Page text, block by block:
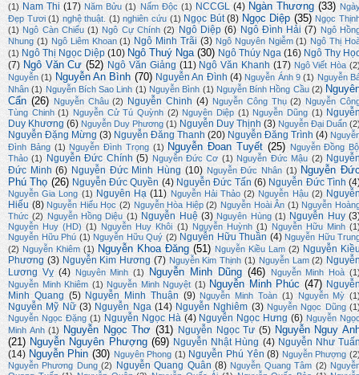
(1) Nam Thi (17) Năm Bửu (1) Nấm Độc (1) NCCGL (4) Ngàn Thương (33)
Đẹp Tươi (1) nghệ thuật. (1) nghiên cứu (1) Ngọc Bút (8) Ngọc Diệp (35) Ngọc
(1) Ngô Càn Chiểu (1) Ngô Cự Chính (2) Ngô Diệp (6) Ngô Đình Hải (7) Ngô
Nhung (1) Ngô Liêm Khoan (1) Ngô Minh Trãi (3) Ngô Nguyên Ngiễm (1) Ngô Thị
(1) Ngô Thị Ngọc Diệp (10) Ngô Thuý Nga (30) Ngô Thúy Nga (16) Ngô Thy
(7) Ngô Văn Cư (52) Ngô Văn Giảng (11) Ngô Văn Khanh (17) Ngô Viết Hòa
Nguyễn (1) Nguyễn An Bình (70) Nguyễn An Đình (4) Nguyễn Ánh 9 (1) Nguyễn
Nhân (1) Nguyễn Bích Sao Linh (1) Nguyễn Bình (1) Nguyễn Bính Hồng Cầu (2)
Cẩn (26) Nguyễn Châu (2) Nguyễn Chinh (4) Nguyễn Công Thụ (2) Nguyễn
Tùng Chinh (1) Nguyễn Cử Tú Quỳnh (2) Nguyên Diệp (1) Nguyễn Dũng (1)
Duy Khương (6) Nguyễn Duy Phương (1) Nguyễn Duy Thịnh (3) Nguyễn Đại Duẩn
Nguyễn Đặng Mừng (3) Nguyễn Đăng Thanh (20) Nguyễn Đăng Trình (4)
Đình Bảng (1) Nguyễn Đình Trọng (1) Nguyễn Đoan Tuyết (25)
Nguyễn Đồng
Thảo (1) Nguyễn Đức Chính (5) Nguyễn Đức Cơ (1) Nguyễn Đức Mậu (2)
Đức Minh (6) Nguyễn Đức Minh Hùng (10) Nguyễn Đức Nhân (1) Nguyễn
Phú Thọ (26) Nguyễn Đức Quyền (4) Nguyễn Đức Tấn (6) Nguyễn Đức Tình
Nguyễn Gia Long (1) Nguyên Hạ (11) Nguyễn Hải Thảo (2) Nguyễn Hậu (2)
Hiếu (8) Nguyễn Hiếu Học (2) Nguyễn Hòa Hiệp (2) Nguyễn Hoài Ân (1) Nguyễn
Thức (2) Nguyễn Hồng Diệu (1) Nguyễn Huệ (3) Nguyên Hùng (1) Nguyễn Huy
Nguyễn Huy (HD) (1) Nguyễn Huy Khôi (1) Nguyễn Huỳnh (1) Nguyễn Hữu Minh
Nguyễn Hữu Phú (1) Nguyễn Hữu Quý (2) Nguyễn Hữu Thuần (4) Nguyễn Hữu
(2) Nguyễn Khiêm (1) Nguyễn Khoa Đăng (51) Nguyễn Kiều Lam (2) Nguyễn
Phương (3) Nguyễn Kim Hương (7) Nguyễn Kim Thịnh (1) Nguyễn Lam (2)
Lương Vỵ (4) Nguyên Minh (1) Nguyễn Minh Dũng (46) Nguyễn Minh Hoà
Nguyễn Minh Khiêm (1) Nguyễn Minh Nguyệt (1) Nguyễn Minh Phúc (47)
Minh Quang (5) Nguyễn Minh Thuận (9) Nguyễn Minh Toàn (1) Nguyễn Mỳ
Nguyễn Mỹ Nữ (3) Nguyễn Nga (14) Nguyễn Nghiêm (3) Nguyễn Ngọc Dũng
Nguyễn Ngọc Đặng (1) Nguyễn Ngọc Hà (4) Nguyễn Ngọc Hưng (6) Nguyễn
Minh Anh (1) Nguyễn Ngọc Thơ (31) Nguyễn Ngọc Tư (5) Nguyễn Nguy
(21) Nguyễn Nguyên Phượng (69) Nguyễn Nhật Hùng (4) Nguyễn Như
(14) Nguyễn Phin (30) Nguyên Phong (1) Nguyễn Phú Yên (8) Nguyễn Phượng
Nguyễn Phương Dung (2) Nguyễn Quang Quân (8) Nguyễn Quang Tâm (2)